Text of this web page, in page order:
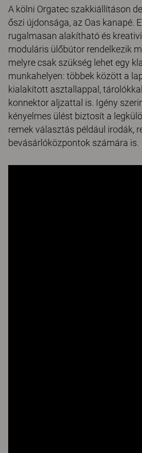
A kölni Orgatec szakkiállításon
őszi újdonsága, az Oas kanapé.
rugalmasan alakítható és
moduláris ülőbútor rendelkezik
melyre csak szükség lehet egy
munkahelyen: többek között a
kialakított asztallappal,
konnektor aljzattal is. Igény
kényelmes ülést biztosít a
remek választás például irodák,
bevásárlóközpontok számára is.